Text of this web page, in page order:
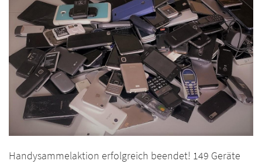
Handysammelaktion erfolgreich beendet! 149 Geräte